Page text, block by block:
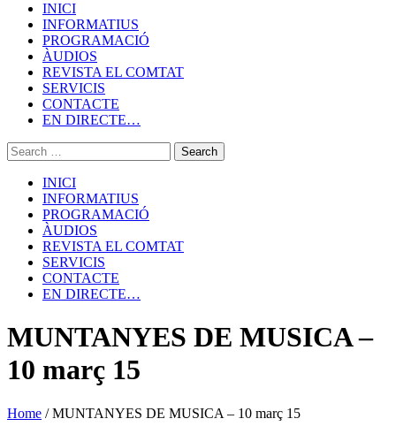
INICI
INFORMATIUS
PROGRAMACIÓ
ÀUDIOS
REVISTA EL COMTAT
SERVICIS
CONTACTE
EN DIRECTE…
INICI
INFORMATIUS
PROGRAMACIÓ
ÀUDIOS
REVISTA EL COMTAT
SERVICIS
CONTACTE
EN DIRECTE…
MUNTANYES DE MUSICA –
10 març 15
Home /MUNTANYES DE MUSICA – 10 març 15